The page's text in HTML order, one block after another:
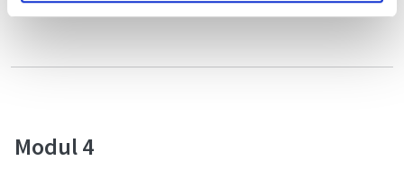
Modul 4